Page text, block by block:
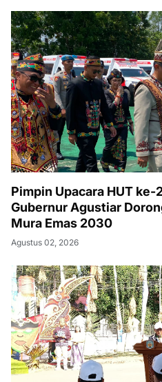
Pimpin Upacara HUT ke-
Gubernur Agustiar
Mura Emas 2030
Agustus 02, 2026